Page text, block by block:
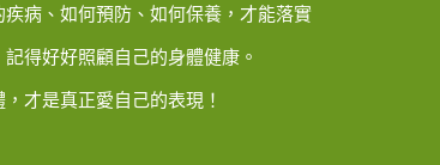
病、如何預防、如何保養，才能落實
得好好照顧自己的身體健康。
才是真正愛自己的表現！